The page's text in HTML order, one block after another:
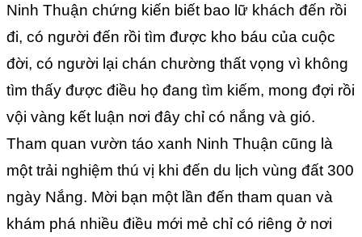
Ninh Thuận chứng kiến biết bao lữ khách đến rồi
đi, có người đến rồi tìm được kho báu của cuộc
đời, có người lại chán chường thất vọng vì không
tìm thấy được điều họ đang tìm kiếm, mong đợi rồi
vội vàng kết luận nơi đây chỉ có nắng và gió.
Tham quan vườn táo xanh Ninh Thuận cũng là
một trải nghiệm thú vị khi đến du lịch vùng đất 300
ngày Nắng. Mời bạn một lần đến tham quan và
khám phá nhiều điều mới mẻ chỉ có riêng ở nơi